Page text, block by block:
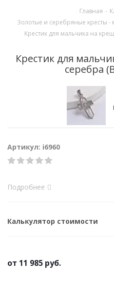
Главная -
Золотые и серебряные кресты -
Крестик для мальчика на
Крестик для
серебра
Артикул: i6960
Подробнее
Калькулятор стоимости
от 11 985 руб.